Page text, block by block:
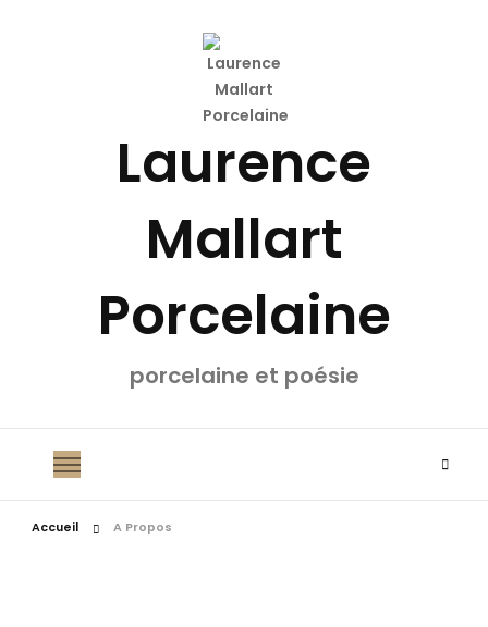
Laurence
Mallart
Porcelaine
porcelaine et poésie
Accueil A Propos